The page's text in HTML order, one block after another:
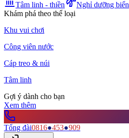
Tâm linh - thiền
Nghỉ dưỡng biển
Khám phá theo thể loại
Khu vui chơi
Công viên nước
Cáp treo & núi
Tâm linh
Gợi ý dành cho bạn
Xem thêm
Tổng đài0816●453●909